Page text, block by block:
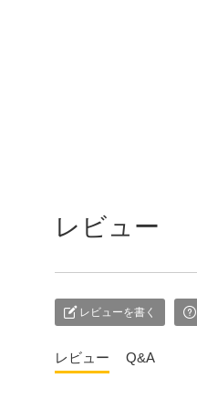
レビュー
レビューを書く
レビュー Q&A